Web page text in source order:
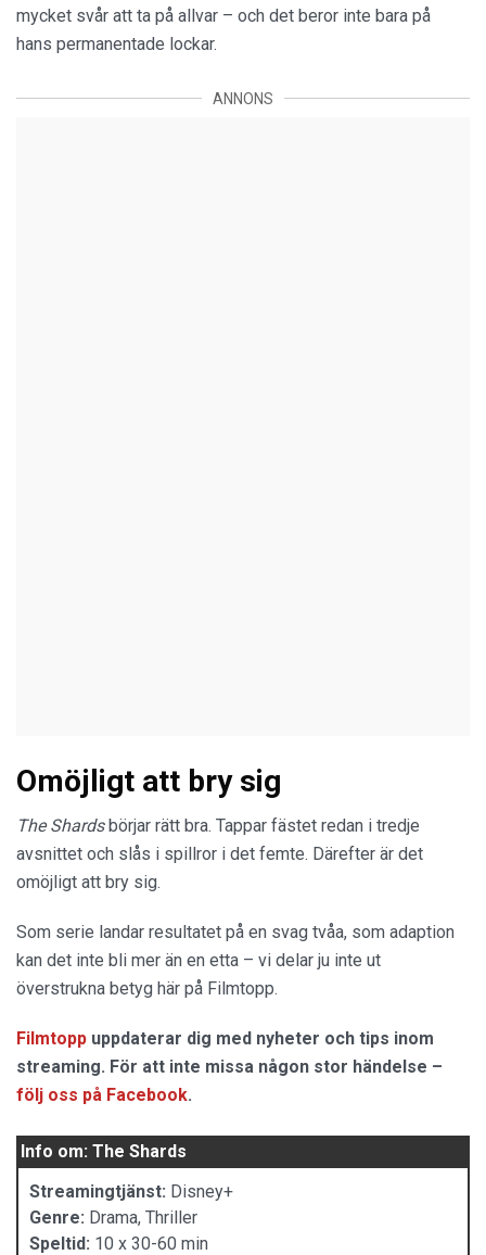
mycket svår att ta på allvar – och det beror inte bara på
hans permanentade lockar.
ANNONS
Omöjligt att bry sig
The Shardsbörjar rätt bra. Tappar fästet redan i tredje
avsnittet och slås i spillror i det femte. Därefter är det
omöjligt att bry sig.
Som serie landar resultatet på en svag tvåa, som adaption
kan det inte bli mer än en etta – vi delar ju inte ut
överstrukna betyg här på Filmtopp.
Filmtopp uppdaterar dig med nyheter och tips inom
streaming. För att inte missa någon stor händelse –
följ oss på Facebook.
Info om: The Shards
Streamingtjänst: Disney+
Genre: Drama, Thriller
Speltid: 10 x 30-60 min